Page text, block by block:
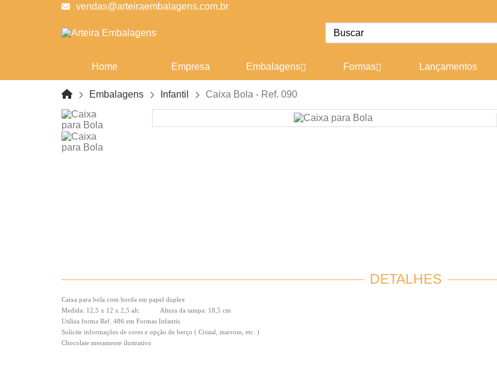
vendas@arteiraembalagens.com.br
Home Empresa Embalagens Formas Lançamentos
Embalagens Infantil Caixa Bola - Ref. 090
DETALHES
Caixa para bola com borda em papel duplex
Medida: 12,5 x 12 x 2,5 alt. Altura da tampa: 18,5 cm
Utiliza forma Ref. 486 em Formas Infantis.
Solicite informações de cores e opção de berço ( Cristal, marrom, etc. )
Chocolate meramente ilustrativo